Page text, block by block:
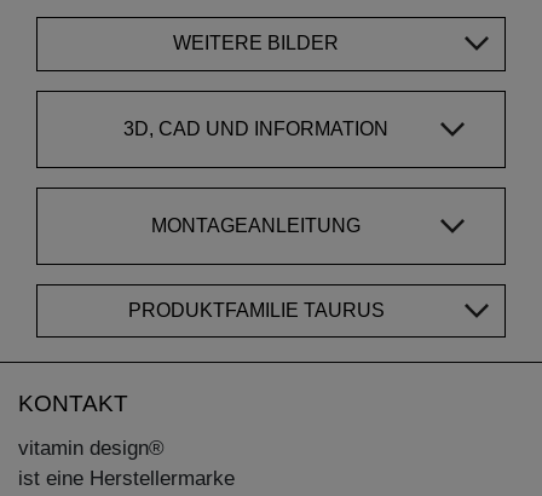
WEITERE BILDER
3D, CAD UND INFORMATION
MONTAGEANLEITUNG
PRODUKTFAMILIE TAURUS
KONTAKT
vitamin design®
ist eine Herstellermarke